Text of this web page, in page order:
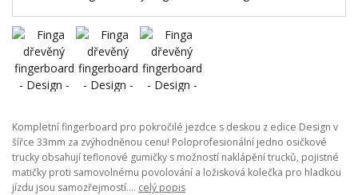
Kompletní fingerboard pro pokročilé jezdce s deskou z edice Design v
šířce 33mm za zvýhodněnou cenu! Poloprofesionální jedno osičkové
trucky obsahují teflonové gumičky s možností naklápění trucků, pojistné
matičky proti samovolnému povolování a ložisková kolečka pro hladkou
jízdu jsou samozřejmostí.... celý popis